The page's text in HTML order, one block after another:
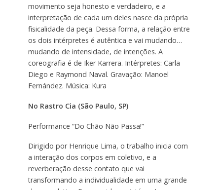
movimento seja honesto e verdadeiro, e a
interpretação de cada um deles nasce da própria
fisicalidade da peça. Dessa forma, a relação entre
os dois intérpretes é autêntica e vai mudando…
mudando de intensidade, de intenções. A
coreografia é de Iker Karrera. Intérpretes: Carla
Diego e Raymond Naval. Gravação: Manoel
Fernández. Música: Kura
No Rastro Cia (São Paulo, SP)
Performance “Do Chão Não Passa!”
Dirigido por Henrique Lima, o trabalho inicia com
a interação dos corpos em coletivo, e a
reverberação desse contato que vai
transformando a individualidade em uma grande